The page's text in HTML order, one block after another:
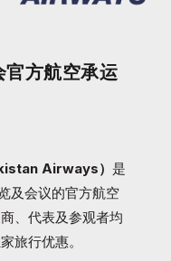
方航空承运
Airways） 是
及会议的官方航空
、代表及参观者均
旅行优惠。